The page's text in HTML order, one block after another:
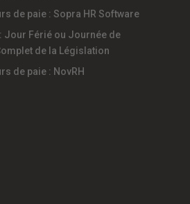
de paie : Sopra HR Software
Jour Férié ou Journée de
de la Législation
de paie : NovRH